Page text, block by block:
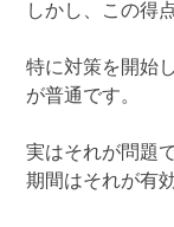
しかし、この得
特に対策を開始
が普通です。
実はそれが問題
期間はそれが有